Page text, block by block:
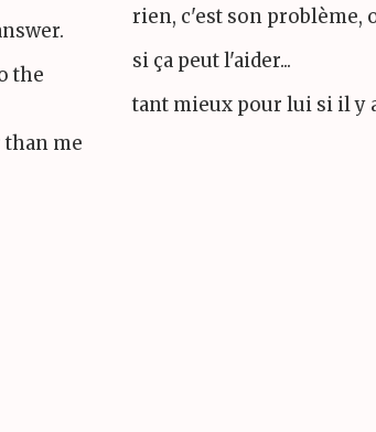
the
me
rien, c'est son problème,
si ça peut l'aider...
tant mieux pour lui si il y